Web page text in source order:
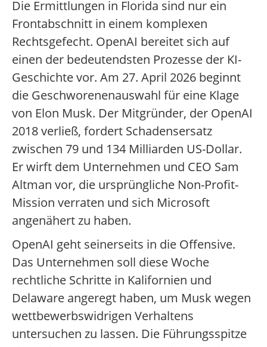
Die Ermittlungen in Florida sind nur ein
Frontabschnitt in einem komplexen
Rechtsgefecht. OpenAI bereitet sich auf
einen der bedeutendsten Prozesse der KI-
Geschichte vor. Am 27. April 2026 beginnt
die Geschworenenauswahl für eine Klage
von Elon Musk. Der Mitgründer, der OpenAI
2018 verließ, fordert Schadensersatz
zwischen 79 und 134 Milliarden US-Dollar.
Er wirft dem Unternehmen und CEO Sam
Altman vor, die ursprüngliche Non-Profit-
Mission verraten und sich Microsoft
angenähert zu haben.
OpenAI geht seinerseits in die Offensive.
Das Unternehmen soll diese Woche
rechtliche Schritte in Kalifornien und
Delaware angeregt haben, um Musk wegen
wettbewerbswidrigen Verhaltens
untersuchen zu lassen. Die Führungsspitze